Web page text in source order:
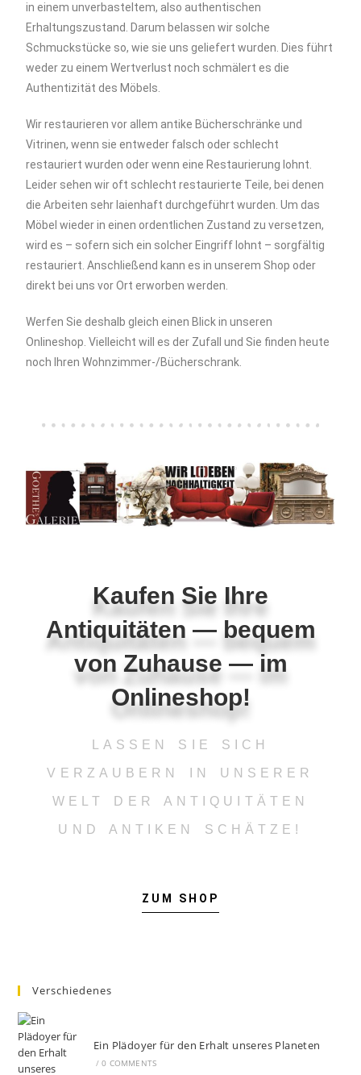
in einem unverbasteltem, also authentischen
Erhaltungszustand. Darum belassen wir solche
Schmuckstücke so, wie sie uns geliefert wurden. Dies führt
weder zu einem Wertverlust noch schmälert es die
Authentizität des Möbels.
Wir restaurieren vor allem antike Bücherschränke und
Vitrinen, wenn sie entweder falsch oder schlecht
restauriert wurden oder wenn eine Restaurierung lohnt.
Leider sehen wir oft schlecht restaurierte Teile, bei denen
die Arbeiten sehr laienhaft durchgeführt wurden. Um das
Möbel wieder in einen ordentlichen Zustand zu versetzen,
wird es – sofern sich ein solcher Eingriff lohnt – sorgfältig
restauriert. Anschließend kann es in unserem Shop oder
direkt bei uns vor Ort erworben werden.
Werfen Sie deshalb gleich einen Blick in unseren
Onlineshop. Vielleicht will es der Zufall und Sie finden heute
noch Ihren Wohnzimmer-/Bücherschrank.
Kaufen Sie Ihre
Antiquitäten — bequem
von Zuhause — im
Onlineshop!
LASSEN SIE SICH
VERZAUBERN IN UNSERER
WELT DER ANTIQUITÄTEN
UND ANTIKEN SCHÄTZE!
ZUM SHOP
Verschiedenes
Ein Plädoyer für den Erhalt unseres Planeten
/ 0 COMMENTS